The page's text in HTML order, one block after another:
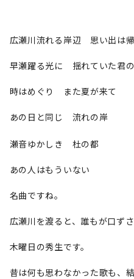
広瀬川流れる岸辺 思い出は
早瀬躍る光に 揺れていた君
時はめぐり また夏が来て
あの日と同じ 流れの岸
瀬音ゆかしき 杜の都
あの人はもういない
名曲ですね。
広瀬川を渡ると、誰もが口ず
木曜日の秀生です。
昔は何も思わなかった歌も、